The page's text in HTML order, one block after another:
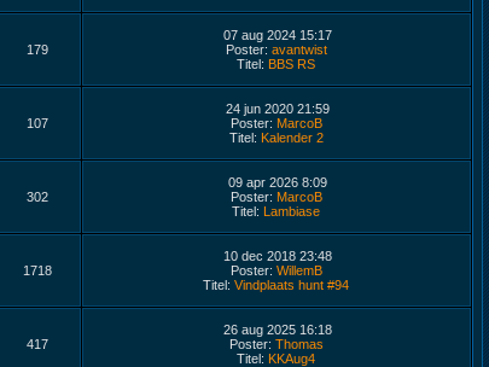
179
07 aug 2024 15:17
Poster: avantwist
Titel: BBS RS
107
24 jun 2020 21:59
Poster: MarcoB
Titel: Kalender 2
302
09 apr 2026 8:09
Poster: MarcoB
Titel: Lambiase
1718
10 dec 2018 23:48
Poster: WillemB
Titel: Vindplaats hunt #94
417
26 aug 2025 16:18
Poster: Thomas
Titel: KKAug4